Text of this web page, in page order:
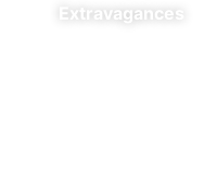
Extravagances